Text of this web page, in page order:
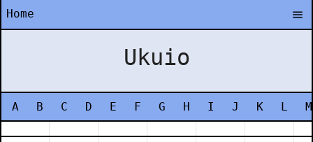
Home
Ukuio
A B C D E F G H I J K L M